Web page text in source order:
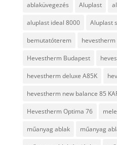
ablaküvegezés Aluplast
aluplast ideal 8000 Aluplast
bemutatóterem hevestherm
Hevestherm Budapest
hevestherm deluxe A85K
hevestherm new balance 85
Hevestherm Optima 76
műanyag ablak műanyag